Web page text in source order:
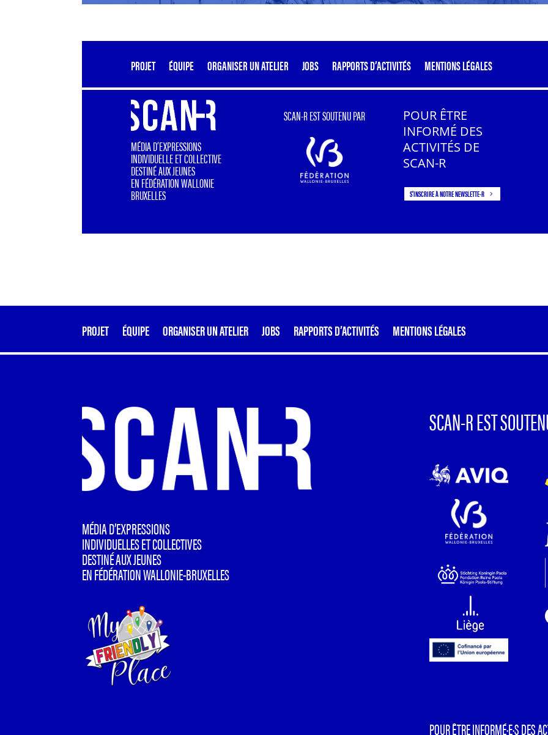
PROJET ÉQUIPE ORGANISER UN ATELIER JOBS RAPPORTS D’ACTIVITÉS MENTIONS LÉGALES
MÉDIA D’EXPRESSIONS
INDIVIDUELLE ET COLLECTIVE
DESTINÉ AUX JEUNES
EN FÉDÉRATION WALLONIE
BRUXELLES
SCAN-R EST SOUTENU PAR
POUR ÊTRE
INFORMÉ DES
ACTIVITÉS DE
SCAN-R
S'INSCRIRE À NOTRE NEWSLETTE-R
PROJET ÉQUIPE ORGANISER UN ATELIER JOBS RAPPORTS D’ACTIVITÉS MENTIONS LÉGALES
MÉDIA D’EXPRESSIONS
INDIVIDUELLES ET COLLECTIVES
DESTINÉ AUX JEUNES
EN FÉDÉRATION WALLONIE-BRUXELLES
SCAN-R EST
POUR ÊTRE INFORMÉ·E·S DES